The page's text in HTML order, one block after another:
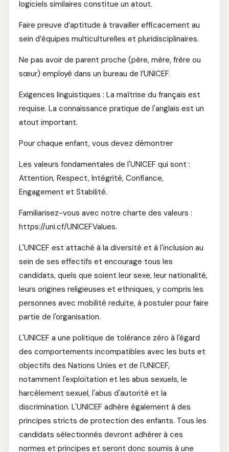
logiciels similaires constitue un atout.
Faire preuve d’aptitude à travailler efficacement au
sein d’équipes multiculturelles et pluridisciplinaires.
Ne pas avoir de parent proche (père, mère, frère ou
sœur) employé dans un bureau de l’UNICEF.
Exigences linguistiques : La maîtrise du français est
requise. La connaissance pratique de l'anglais est un
atout important.
Pour chaque enfant, vous devez démontrer
Les valeurs fondamentales de l'UNICEF qui sont :
Attention, Respect, Intégrité, Confiance,
Engagement et Stabilité.
Familiarisez-vous avec notre charte des valeurs :
https://uni.cf/UNICEFValues.
L'UNICEF est attaché à la diversité et à l'inclusion au
sein de ses effectifs et encourage tous les
candidats, quels que soient leur sexe, leur nationalité,
leurs origines religieuses et ethniques, y compris les
personnes avec mobilité reduite, à postuler pour faire
partie de l'organisation.
L'UNICEF a une politique de tolérance zéro à l'égard
des comportements incompatibles avec les buts et
objectifs des Nations Unies et de l'UNICEF,
notamment l'exploitation et les abus sexuels, le
harcèlement sexuel, l'abus d'autorité et la
discrimination. L'UNICEF adhère également à des
principes stricts de protection des enfants. Tous les
candidats sélectionnés devront adhérer à ces
normes et principes et seront donc soumis à une